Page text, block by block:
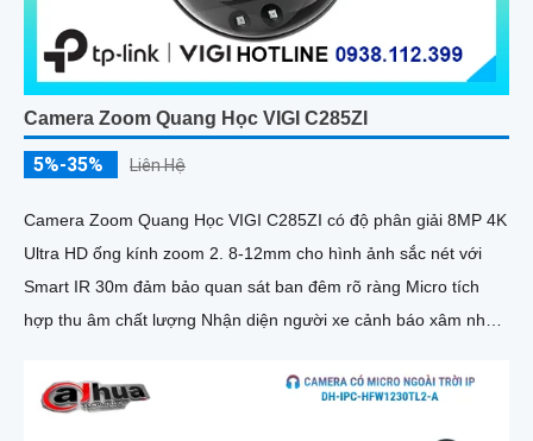
Camera Zoom Quang Học VIGI C285ZI
5%-35% Liên Hệ
Camera Zoom Quang Học VIGI C285ZI có độ phân giải 8MP 4K
Ultra HD ống kính zoom 2. 8-12mm cho hình ảnh sắc nét với
Smart IR 30m đảm bảo quan sát ban đêm rõ ràng Micro tích
hợp thu âm chất lượng Nhận diện người xe cảnh báo xâm nhập